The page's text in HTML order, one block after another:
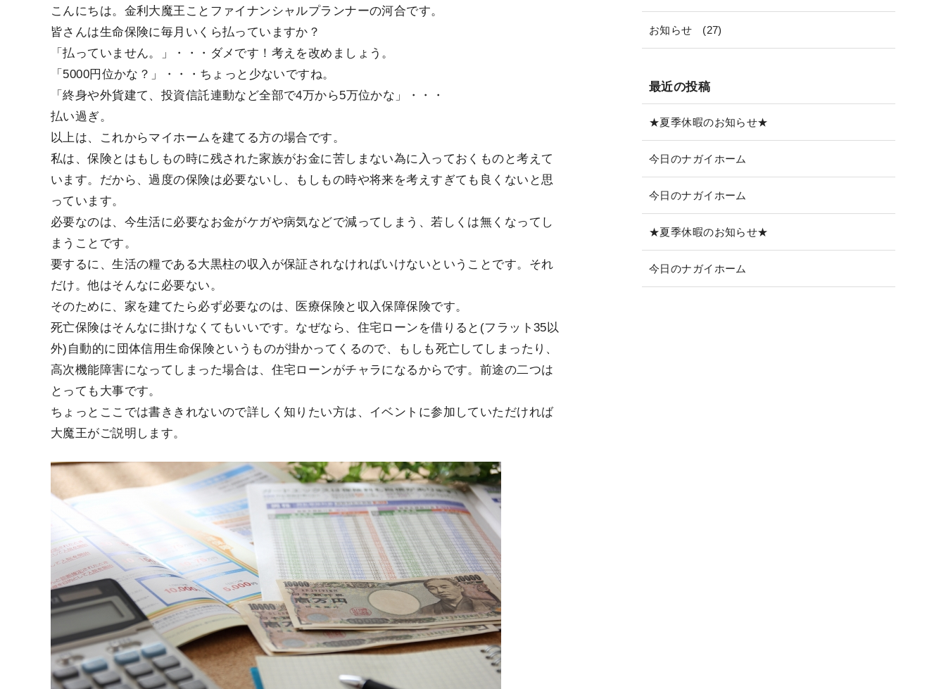
こんにちは。金利大魔王ことファイナンシャルプランナーの河合です。
皆さんは生命保険に毎月いくら払っていますか？
「払っていません。」・・・ダメです！考えを改めましょう。
「5000円位かな？」・・・ちょっと少ないですね。
「終身や外貨建て、投資信託連動など全部で4万から5万位かな」・・・
払い過ぎ。
以上は、これからマイホームを建てる方の場合です。
私は、保険とはもしもの時に残された家族がお金に苦しまない為に入っておくものと考えて
います。だから、過度の保険は必要ないし、もしもの時や将来を考えすぎても良くないと思
っています。
必要なのは、今生活に必要なお金がケガや病気などで減ってしまう、若しくは無くなってし
まうことです。
要するに、生活の糧である大黒柱の収入が保証されなければいけないということです。それ
だけ。他はそんなに必要ない。
そのために、家を建てたら必ず必要なのは、医療保険と収入保障保険です。
死亡保険はそんなに掛けなくてもいいです。なぜなら、住宅ローンを借りると(フラット35以
外)自動的に団体信用生命保険というものが掛かってくるので、もしも死亡してしまったり、
高次機能障害になってしまった場合は、住宅ローンがチャラになるからです。前途の二つは
とっても大事です。
ちょっとここでは書ききれないので詳しく知りたい方は、イベントに参加していただければ
大魔王がご説明します。
お知らせ (27)
最近の投稿
★夏季休暇のお知らせ★
今日のナガイホーム
今日のナガイホーム
★夏季休暇のお知らせ★
今日のナガイホーム